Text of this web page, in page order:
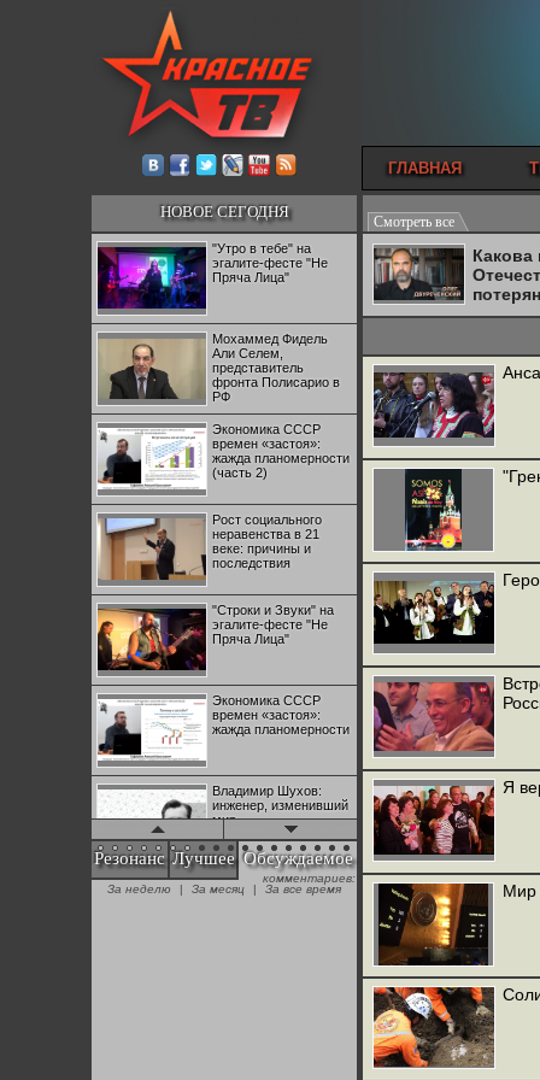
ГЛАВНАЯ
НОВОЕ СЕГОДНЯ
"Утро в тебе" на
эгалите-фесте "Не
Пряча Лица"
Мохаммед Фидель
Али Селем,
представитель
фронта Полисарио в
РФ
Экономика СССР
времен «застоя»:
жажда планомерности
(часть 2)
Рост социального
неравенства в 21
веке: причины и
последствия
"Строки и Звуки" на
эгалите-фесте "Не
Пряча Лица"
Экономика СССР
времен «застоя»:
жажда планомерности
Владимир Шухов:
инженер, изменивший
мир
"Аркадий Коц" на
эгалите-фесте "Не
Резонанс Лучшее Обсуждаемое
комментариев:
За неделю
| За месяц | За все время
Смотреть все
Я
Мир